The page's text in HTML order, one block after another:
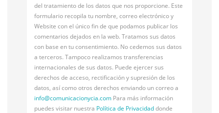
del tratamiento de los datos que nos proporcione. Este
formulario recopila tu nombre, correo electrónico y
Website con el único fin de que podamos publicar los
comentarios dejados en la web. Tratamos sus datos
con base en tu consentimiento. No cedemos sus datos
a terceros. Tampoco realizamos transferencias
internacionales de sus datos. Puede ejercer sus
derechos de acceso, rectificación y supresión de los
datos, así como otros derechos enviando un correo a
info@comunicacionycia.com Para más información
puedes visitar nuestra Política de Privacidaddonde